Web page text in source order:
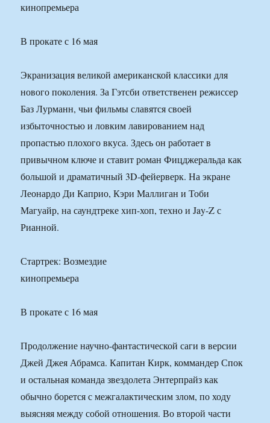
кинопремьера
В прокате с 16 мая
Экранизация великой американской классики для
нового поколения. За Гэтсби ответственен режиссер
Баз Лурманн, чьи фильмы славятся своей
избыточностью и ловким лавированием над
пропастью плохого вкуса. Здесь он работает в
привычном ключе и ставит роман Фицджеральда как
большой и драматичный 3D-фейерверк. На экране
Леонардо Ди Каприо, Кэри Маллиган и Тоби
Магуайр, на саундтреке хип-хоп, техно и Jay-Z с
Рианной.
Стартрек: Возмездие
кинопремьера
В прокате с 16 мая
Продолжение научно-фантастической саги в версии
Джей Джея Абрамса. Капитан Кирк, коммандер Спок
и остальная команда звездолета Энтерпрайз как
обычно борется с межгалактическим злом, по ходу
выясняя между собой отношения. Во второй части